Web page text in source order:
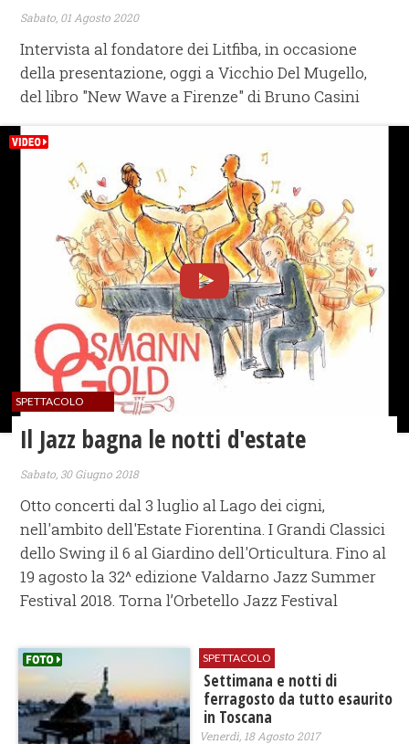
Sabato, 01 Agosto 2020
Intervista al fondatore dei Litfiba, in occasione
della presentazione, oggi a Vicchio Del Mugello,
del libro "New Wave a Firenze" di Bruno Casini
SPETTACOLO
Il Jazz bagna le notti d'estate
Sabato, 30 Giugno 2018
Otto concerti dal 3 luglio al Lago dei cigni,
nell'ambito dell'Estate Fiorentina. I Grandi Classici
dello Swing il 6 al Giardino dell'Orticultura. Fino al
19 agosto la 32^ edizione Valdarno Jazz Summer
Festival 2018. Torna l’Orbetello Jazz Festival
SPETTACOLO
Settimana e notti di
ferragosto da tutto esaurito
in Toscana
Venerdì, 18 Agosto 2017